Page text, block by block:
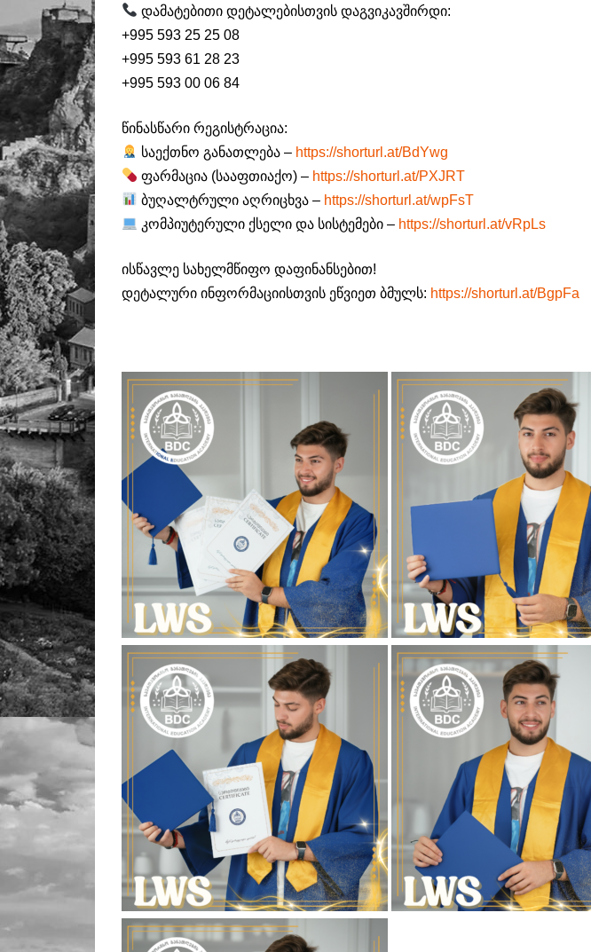
დამატებითი დეტალებისთვის დაგვიკავშირდი:
+995 593 25 25 08
+995 593 61 28 23
+995 593 00 06 84
წინასწარი რეგისტრაცია:
საექთნო განათლება – https://shorturl.at/BdYwg
ფარმაცია (სააფთიაქო) – https://shorturl.at/PXJRT
ბუღალტრული აღრიცხვა – https://shorturl.at/wpFsT
კომპიუტერული ქსელი და სისტემები – https://shorturl.at/vRpLs
ისწავლე სახელმწიფო დაფინანსებით!
დეტალური ინფორმაციისთვის ეწვიეთ ბმულს: https://shorturl.at/BgpFa